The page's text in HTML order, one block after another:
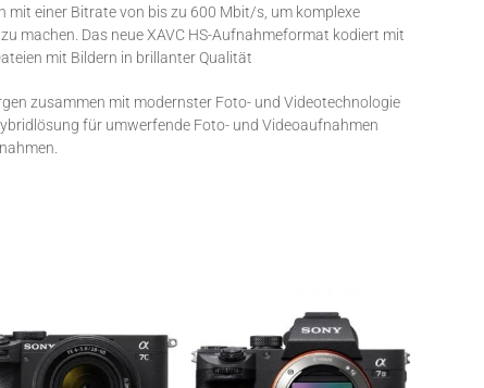
mit einer Bitrate von bis zu 600 Mbit/s, um komplexe
machen. Das neue XAVC HS-Aufnahmeformat kodiert mit
mit Bildern in brillanter Qualität
zusammen mit modernster Foto- und Videotechnologie
für umwerfende Foto- und Videoaufnahmen